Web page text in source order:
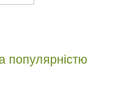
популярністю